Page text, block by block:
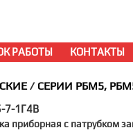
РАБОТЫ КОНТАКТЫ
/ СЕРИИ РБМ5,
7-1Г4В
приборная с патрубком